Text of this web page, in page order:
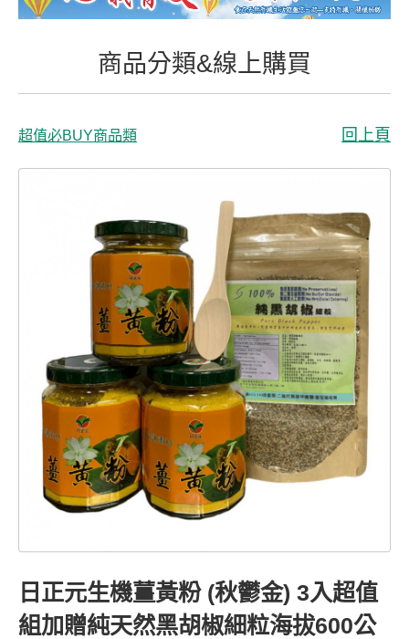
商品分類&線上購買
超值必BUY商品類 回上頁
日正元生機薑黃粉 (秋鬱金) 3入超值
組加贈純天然黑胡椒細粒海拔600公